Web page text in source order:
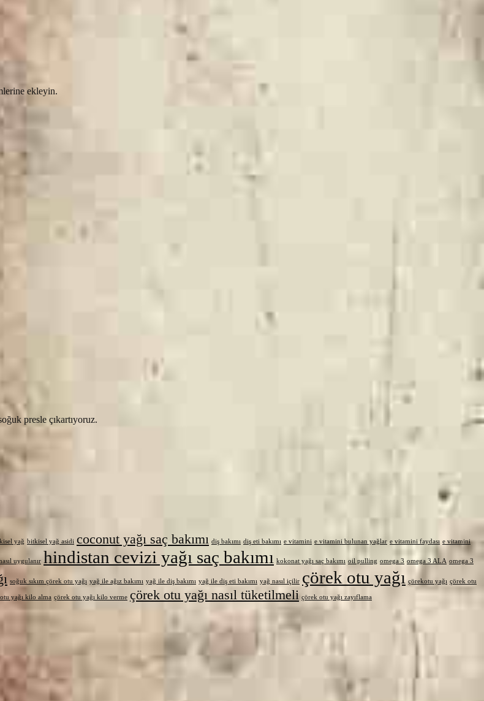
ekleyin.
presle çıkartıyoruz.
yağ bitkisel yağ asidi coconut yağı saç bakımı diş bakımı diş eti bakımı e vitamini e vitamini bulunan yağlar e vitamini faydası e vitamini
uygulanır hindistan cevizi yağı saç bakımı kokonat yağı saç bakımı oil pulling omega 3 omega 3 ALA omega 3
soğuk sıkım çörek otu yağı yağ ile ağız bakımı yağ ile diş bakımı yağ ile diş eti bakımı yağ nasıl içilir çörek otu yağı çörekotu yağı çörek otu
yağı kilo alma çörek otu yağı kilo verme çörek otu yağı nasıl tüketilmeli çörek otu yağı zayıflama